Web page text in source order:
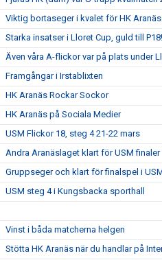
Viktig bortaseger i kvalet för HK
Starka insatser i Lloret Cup, guld till P18!
Även våra A-flickor var på plats under
Framgångar i Irstablixten
HK Aranäs Rockar Sockor
HK Aranäs på Sociala Medier
USM Flickor 18, steg 4 21-22 mars
Andra Aranäslaget klart för USM finaler
Gruppseger och klart för finalspel i
USM steg 4 i Kungsbacka sporthall
Vinst i båda matcherna helgen
Stötta HK Aranäs när du handlar på